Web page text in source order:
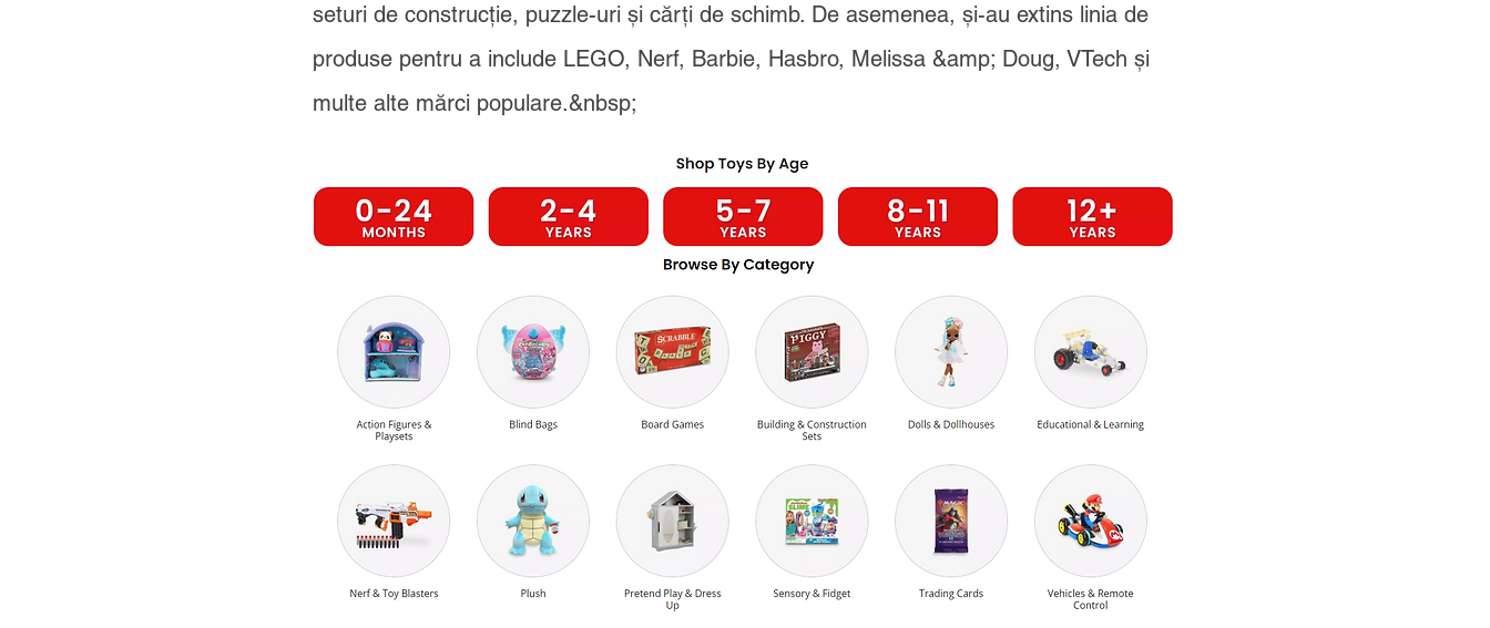
seturi de construcție, puzzle-uri și cărți de schimb. De asemenea, și-au extins linia de
produse pentru a include LEGO, Nerf, Barbie, Hasbro, Melissa &amp; Doug, VTech și
multe alte mărci populare.&nbsp;